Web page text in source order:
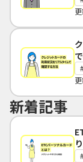
新着記事